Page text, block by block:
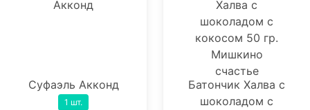
Суфаэль Акконд
1 шт.
Батончик Халва с
шоколадом с